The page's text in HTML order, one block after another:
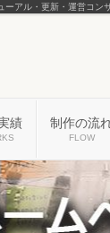
ーアル・更新・運営コン
績 制作の流
FLOW